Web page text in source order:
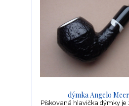
dýmka Angelo
Pískovaná hlavička dýmky je